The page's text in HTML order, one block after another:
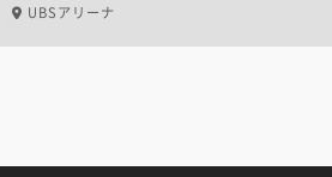
UBSアリーナ